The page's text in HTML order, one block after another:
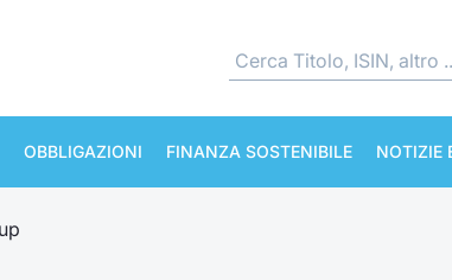
OBBLIGAZIONI FINANZA SOSTENIBILE NOTIZIE